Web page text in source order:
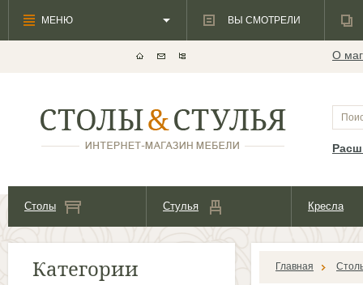
О
Столы Стулья Кресла
Категории Главная
МЕНЮ ВЫ СМОТРЕЛИ